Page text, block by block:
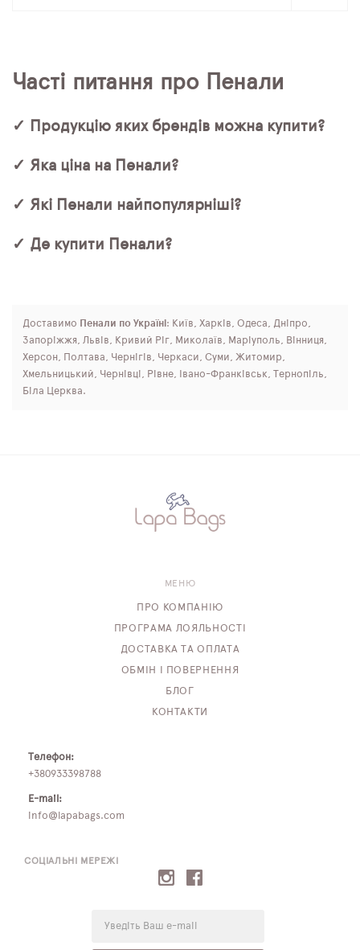
Часті питання про Пенали
✓ Продукцію яких брендів можна купити?
✓ Яка ціна на Пенали?
✓ Які Пенали найпопулярніші?
✓ Де купити Пенали?
Доставимо Пенали по Україні : Київ, Харків, Одеса, Дніпро,
Запоріжжя, Львів, Кривий Ріг, Миколаїв, Маріуполь, Вінниця,
Херсон, Полтава, Чернігів, Черкаси, Суми, Житомир,
Хмельницький, Чернівці, Рівне, Івано-Франківськ, Тернопіль,
Біла Церква.
СОЦІАЛЬНІ МЕРЕЖІ
МЕНЮ
ПРО КОМПАНІЮ
ПРОГРАМА ЛОЯЛЬНОСТІ
ДОСТАВКА ТА ОПЛАТА
ОБМІН І ПОВЕРНЕННЯ
БЛОГ
КОНТАКТИ
Телефон:
+380933398788
E-mail:
info@lapabags.com